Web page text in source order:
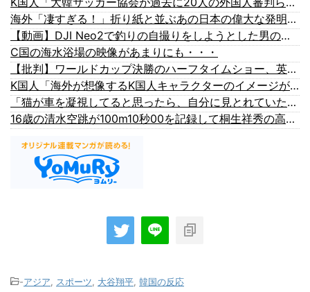
海外「凄すぎる！」折り紙と並ぶあの日本の偉大な発明に海外がびっくり仰天
【動画】DJI Neo2で釣りの自撮りをしようとした男の悲劇（ノ∇`）
C国の海水浴場の映像があまりにも・・・
【批判】ワールドカップ決勝のハーフタイムショー、英紙｢BTSが出てきて悪夢かと思った｣
K国人「海外が想像するK国人キャラクターのイメージがこちら・・・」
「猫が車を凝視してると思ったら、自分に見とれていた…」（動画）
16歳の清水空跳が100m10秒00を記録して桐生祥秀の高校記録を更新、海外陸上競技ファンも大衝撃（海外の反応）
-アジア, スポーツ, 大谷翔平, 韓国の反応